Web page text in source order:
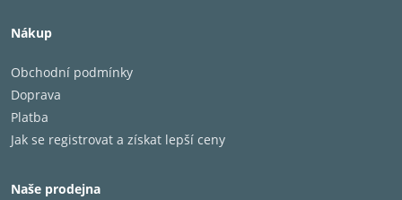
Nákup
Obchodní podmínky
Doprava
Platba
Jak se registrovat a získat lepší ceny
Naše prodejna